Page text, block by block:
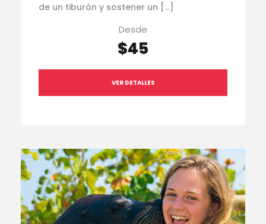
de un tiburón y sostener un […]
Desde
$45
VER DETALLES